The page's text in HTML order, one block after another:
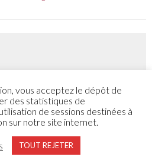
vous acceptez le dépôt de
des statistiques de
de sessions destinées à
sur notre site internet.
TOUT REJETER